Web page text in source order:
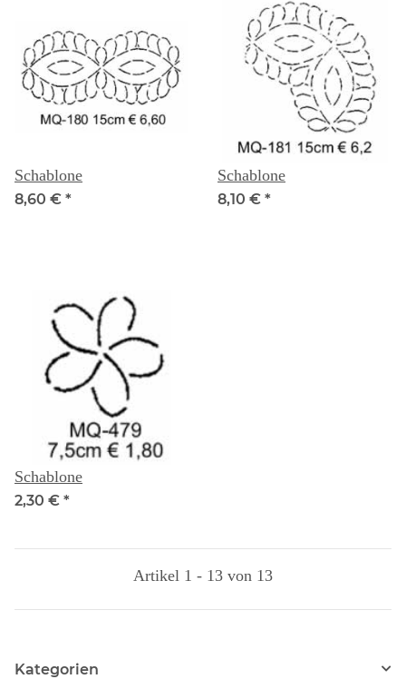
Schablone
8,60 € *
Schablone
8,10 € *
Schablone
2,30 € *
Artikel 1 - 13 von 13
Kategorien